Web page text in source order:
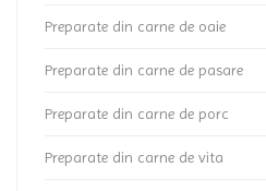
Preparate din carne de oaie
Preparate din carne de pasare
Preparate din carne de porc
Preparate din carne de vita